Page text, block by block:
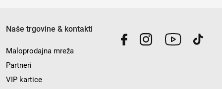
Naše trgovine & kontakti
Maloprodajna mreža
Partneri
VIP kartice